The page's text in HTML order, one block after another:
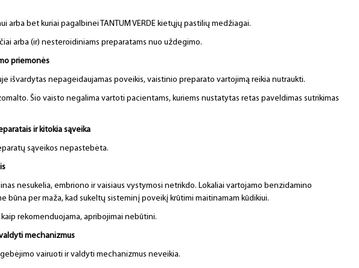
arba bet kuriai pagalbinei TANTUM VERDE kietųjų pastilių medžiagai.
arba (ir) nesteroidiniams preparatams nuo uždegimo.
priemonės
išvardytas nepageidaujamas poveikis, vaistinio preparato vartojimą reikia nutraukti.
Šio vaisto negalima vartoti pacientams, kuriems nustatytas retas paveldimas sutrikimas
ir kitokia sąveika
sąveikos nepastebėta.
nesukelia, embriono ir vaisiaus vystymosi netrikdo. Lokaliai vartojamo benzidamino
būna per maža, kad sukeltų sisteminį poveikį krūtimi maitinamam kūdikiui.
rekomenduojama, apribojimai nebūtini.
mechanizmus
gebėjimo vairuoti ir valdyti mechanizmus neveikia.